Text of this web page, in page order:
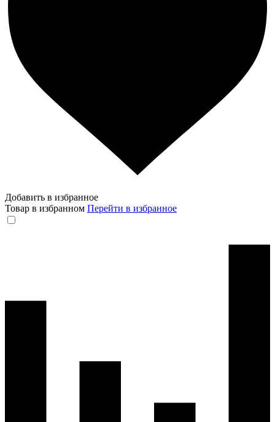
Добавить в избранное
Товар в избранном Перейти в избранное